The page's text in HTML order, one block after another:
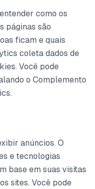
como os
páginas são
ficam e quais
coleta dados de
Você pode
o Complemento
anúncios. O
e tecnologias
base em suas visitas
sites. Você pode